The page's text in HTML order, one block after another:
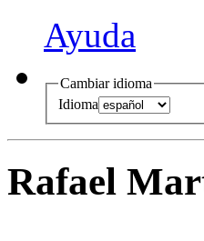
Ayuda
Cambiar idioma
Idioma
Rafael